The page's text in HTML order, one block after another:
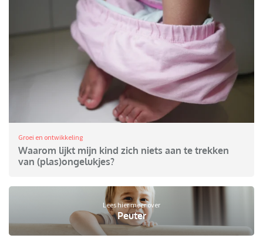
Groei en ontwikkeling
Waarom lijkt mijn kind zich niets aan te trekken
van (plas)ongelukjes?
Lees hier meer over
Peuter